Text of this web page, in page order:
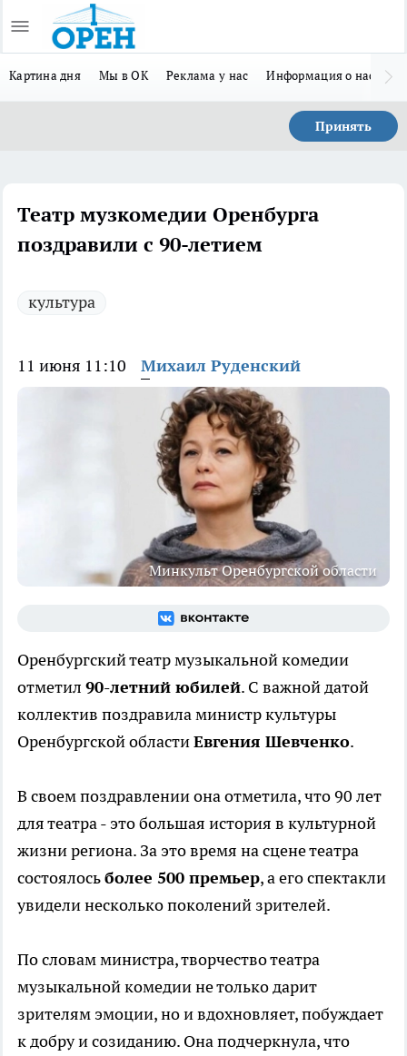
Картина дня Мы в ОК Реклама у нас Информация о нас
Принять
Театр музкомедии Оренбурга
поздравили с 90-летием
культура
11 июня 11:10 Михаил Руденский
Минкульт Оренбургской области
Оренбургский театр музыкальной комедии
отметил 90-летний юбилей. С важной датой
коллектив поздравила министр культуры
Оренбургской областиЕвгения Шевченко.
В своем поздравлении она отметила, что 90 лет
для театра - это большая история в культурной
жизни региона. За это время на сцене театра
состоялосьболее 500 премьер, а его спектакли
увидели несколько поколений зрителей.
По словам министра, творчество театра
музыкальной комедии не только дарит
зрителям эмоции, но и вдохновляет, побуждает
к добру и созиданию. Она подчеркнула, что